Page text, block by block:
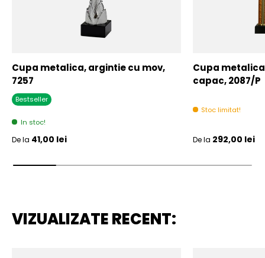
Cupa metalica, argintie cu mov,
7257
Bestseller
In stoc!
Pret initial
De la 41,00 lei
Cupa
capac, 2087/P
Stoc limitat!
Pret initial
De la 292,00 lei
VIZUALIZATE RECENT: